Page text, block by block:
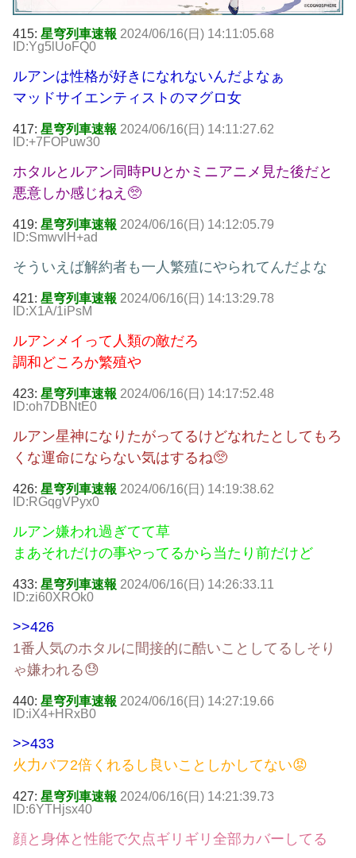
415: 星穹列車速報 2024/06/16(日) 14:11:05.68
ID:Yg5lUoFQ0
ルアンは性格が好きになれないんだよなぁ
マッドサイエンティストのマグロ女
417: 星穹列車速報 2024/06/16(日) 14:11:27.62
ID:+7FOPuw30
ホタルとルアン同時PUとかミニアニメ見た後だと
悪意しか感じねえ🥺
419: 星穹列車速報 2024/06/16(日) 14:12:05.79
ID:SmwvlH+ad
そういえば解約者も一人繁殖にやられてんだよな
421: 星穹列車速報 2024/06/16(日) 14:13:29.78
ID:X1A/1iPsM
ルアンメイって人類の敵だろ
調和どころか繁殖や
423: 星穹列車速報 2024/06/16(日) 14:17:52.48
ID:oh7DBNtE0
ルアン星神になりたがってるけどなれたとしてもろ
くな運命にならない気はするね🥺
426: 星穹列車速報 2024/06/16(日) 14:19:38.62
ID:RGqgVPyx0
ルアン嫌われ過ぎてて草
まあそれだけの事やってるから当たり前だけど
433: 星穹列車速報 2024/06/16(日) 14:26:33.11
ID:zi60XROk0
>>426
1番人気のホタルに間接的に酷いことしてるしそり
ゃ嫌われる😓
440: 星穹列車速報 2024/06/16(日) 14:27:19.66
ID:iX4+HRxB0
>>433
火力バフ2倍くれるし良いことしかしてない😡
427: 星穹列車速報 2024/06/16(日) 14:21:39.73
ID:6YTHjsx40
顔と身体と性能で欠点ギリギリ全部カバーしてる